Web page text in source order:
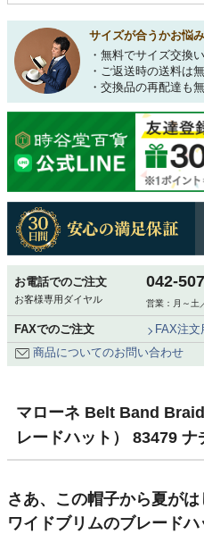
サイズが合うかお悩
・無料でサイズ交換
・ご返送時の送料は
・交換品の再配達も
お電話でのご注文
お客様専用ダイヤル
042-
営業：月～
FAXでのご注文
FAX注
商品についてのお問い合わせ
マローネ Belt Band
レードハット） 83479
さあ、この帽子から夏がは
ワイドブリムのブレードハ